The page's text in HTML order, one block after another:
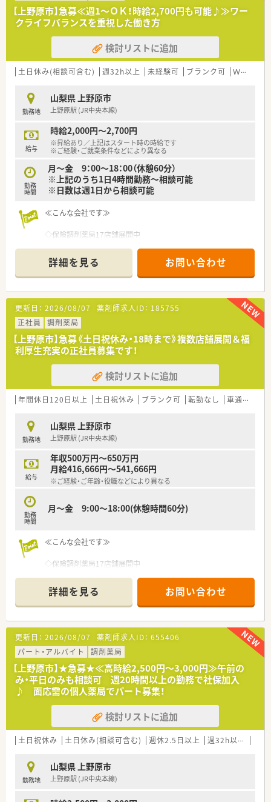
ます。
■ノルマの設定がなく一人あたりの業務量も適切に管理されて
いるため、スタッフ間の人間関係も良好で風通しの良い雰囲気で
す。
■自動錠剤分包機などの設備が整っており、一包化などの作業負
担が軽減されているため、患者様との対話に集中できる環境で
す。
【法人特徴について】
■東証プライム上場企業の東邦ホールディングスのグループ会
社として、東北から沖縄まで全国規模で調剤薬局を展開していま
す。
■最新のICTや機械化を積極的に推進しており、全店舗でレセコ
ンや在庫管理システムを連動させるなど業務の効率化を図って
■地域と人を結ぶ健康教室の開催や、学会発表、調剤過誤防止研
究会など、質の高い医療サービスを提供するための活動が豊富で
す。
【上野原市】急募≪週1～ＯＫ！時給2,700円も可能♪≫ワー
クライフバランスを重視した働き方
検討リストに追加
土日休み(相談可含む) 週32h以上 未経験可 ブランク可 Ｗワーク可
勤務地
山梨県 上野原市
上野原駅 (JR中央本線)
給与
時給2,000円～2,700円
※昇給あり／上記はスタート時の時給です
※ご経験・ご就業条件などにより異なる
勤務
時間
月～金 9：00～18：00（休憩60分）
※上記のうち1日4時間勤務～相談可能
※日数は週1日から相談可能
≪こんな会社です≫
◇保険調剤薬局17店舗展開中
◇赤ちゃんからお年寄りの方まで明るく元気になれる地域密着
型の店舗を目指している
詳細を見る お問い合わせ
更新日： 2026/08/07 薬剤師求人ID： 185755
正社員
調剤薬局
【上野原市】急募《土日祝休み・18時まで》複数店舗展開＆福
利厚生充実の正社員募集です！
検討リストに追加
年間休日120日以上 土日祝休み ブランク可 転勤なし 車通勤可
勤務地
山梨県 上野原市
上野原駅 (JR中央本線)
給与
年収500万円～650万円
月給416,666円～541,666円
※ご経験・ご年齢・役職などにより異なる
勤務
時間
月～金 9:00～18:00(休憩時間60分)
≪こんな会社です≫
◇保険調剤薬局17店舗展開中
◇赤ちゃんからお年寄りの方まで明るく元気になれる地域密着
型の店舗を目指している
詳細を見る お問い合わせ
更新日： 2026/08/07 薬剤師求人ID： 655406
パート・アルバイト
調剤薬局
【上野原市】★急募★≪高時給2,500円～3,000円≫午前の
み・平日のみも相談可 週20時間以上の勤務で社保加入
♪ 面応需の個人薬局でパート募集！
検討リストに追加
土日祝休み 土日休み(相談可含む) 週休2.5日以上 週32h以上
勤務地
山梨県 上野原市
上野原駅 (JR中央本線)